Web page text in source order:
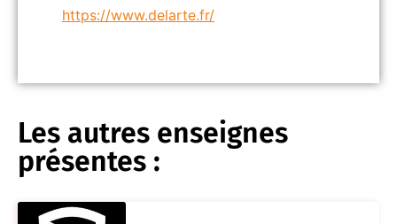
https://www.delarte.fr/
Les autres enseignes
présentes :